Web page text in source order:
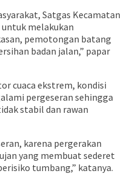
Satgas Kecamatan
melakukan
pemotongan batang
badan jalan,” papar
cuaca ekstrem, kondisi
pergeseran sehingga
stabil dan rawan
karena pergerakan
yang membuat sederet
tumbang,” katanya.